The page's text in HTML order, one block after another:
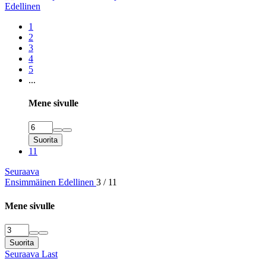
Edellinen
1
2
3
4
5
...
Mene sivulle
Suorita
11
Seuraava
Ensimmäinen Edellinen 3 / 11
Mene sivulle
Suorita
Seuraava Last